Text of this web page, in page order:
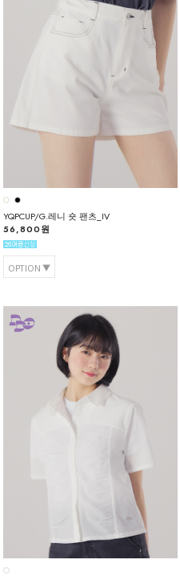
YQPCUP/G.레니 숏 팬츠_IV
56,800원
OPTION